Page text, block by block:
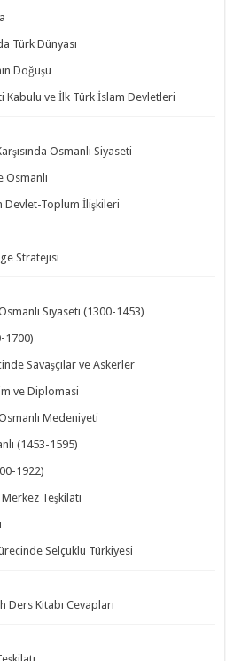
Türk Dünyası
Doğuşu
Kabulu ve İlk Türk İslam Devletleri
Osmanlı Siyaseti
Osmanlı
Devlet-Toplum İlişkileri
Stratejisi
Siyaseti (1300-1453)
1700)
Savaşçılar ve Askerler
ve Diplomasi
Medeniyeti
(1453-1595)
1922)
Teşkilatı
Selçuklu Türkiyesi
Ders Kitabı Cevapları